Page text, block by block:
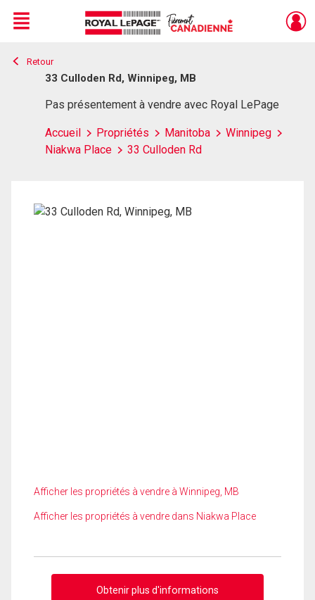
Live
En Direct
Menu
Retour
33 Culloden Rd, Winnipeg, MB
Pas présentement à vendre avec Royal LePage
Accueil Propriétés Manitoba
Winnipeg
Niakwa Place
33 Culloden Rd
Afficher les propriétés à vendre à Winnipeg, MB
Afficher les propriétés à vendre dans Niakwa Place
Obtenir plus d'informations